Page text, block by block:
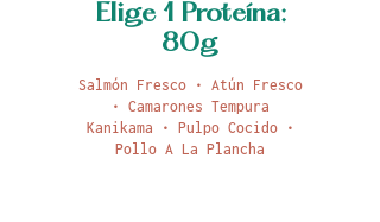
Elige 1 Proteína:
80g
Salmón Fresco • Atún Fresco
• Camarones Tempura
Kanikama • Pulpo Cocido •
Pollo A La Plancha